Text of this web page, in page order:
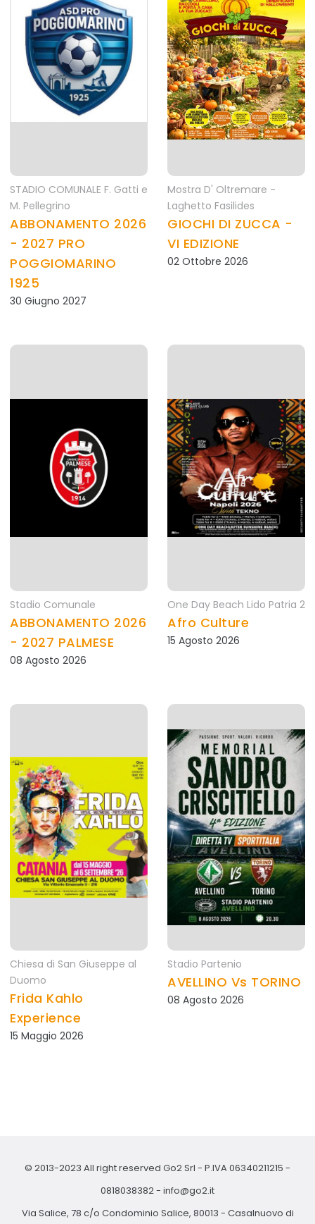
STADIO COMUNALE F. Gatti e
M. Pellegrino
ABBONAMENTO 2026
- 2027 PRO
POGGIOMARINO
1925
30 Giugno 2027
Mostra D' Oltremare -
Laghetto Fasilides
GIOCHI DI ZUCCA -
VI EDIZIONE
02 Ottobre 2026
Stadio Comunale
ABBONAMENTO 2026
- 2027 PALMESE
08 Agosto 2026
One Day Beach Lido Patria 2
Afro Culture
15 Agosto 2026
Chiesa di San Giuseppe al
Duomo
Frida Kahlo
Experience
15 Maggio 2026
Stadio Partenio
AVELLINO Vs TORINO
08 Agosto 2026
© 2013-2023 All right reserved Go2 Srl - P.IVA 06340211215 -
0818038382- info@go2.it
Via Salice, 78 c/o Condominio Salice, 80013 - Casalnuovo di